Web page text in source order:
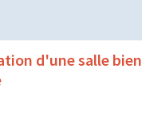
d'une salle bien